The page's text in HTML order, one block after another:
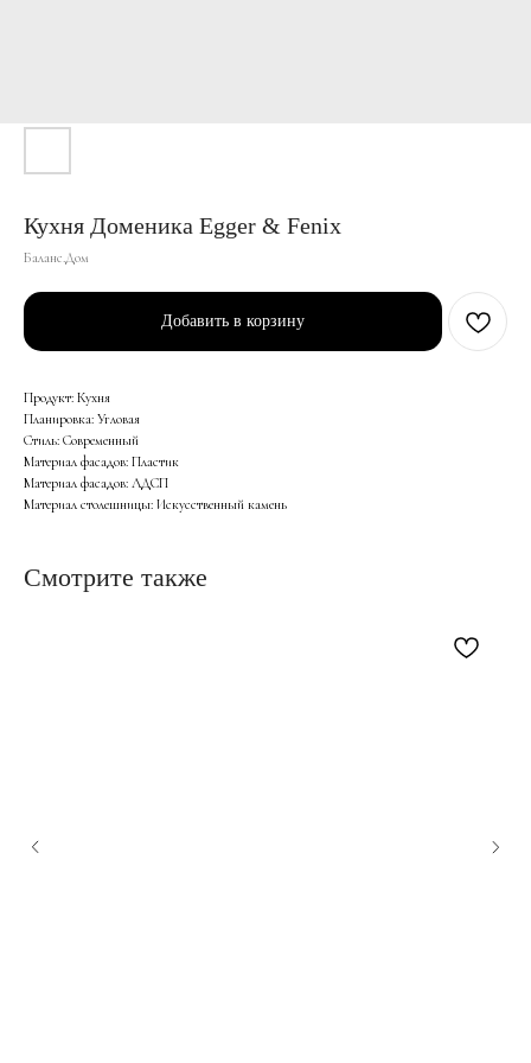
Кухня Доменика Egger & Fenix
Баланс.Дом
Добавить в корзину
Продукт: Кухня
Планировка: Угловая
Стиль: Современный
Материал фасадов: Пластик
Материал фасадов: ЛДСП
Материал столешницы: Искусственный камень
Смотрите также